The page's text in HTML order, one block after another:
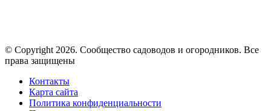
© Copyright 2026. Cообщество садоводов и огородников. Все
права защищены
Контакты
Карта сайта
Политика конфиденциальности